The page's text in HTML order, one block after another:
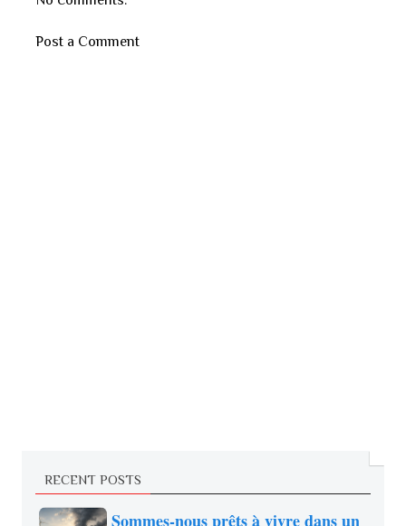
Post a Comment
RECENT POSTS
Sommes-nous prêts à vivre dans un